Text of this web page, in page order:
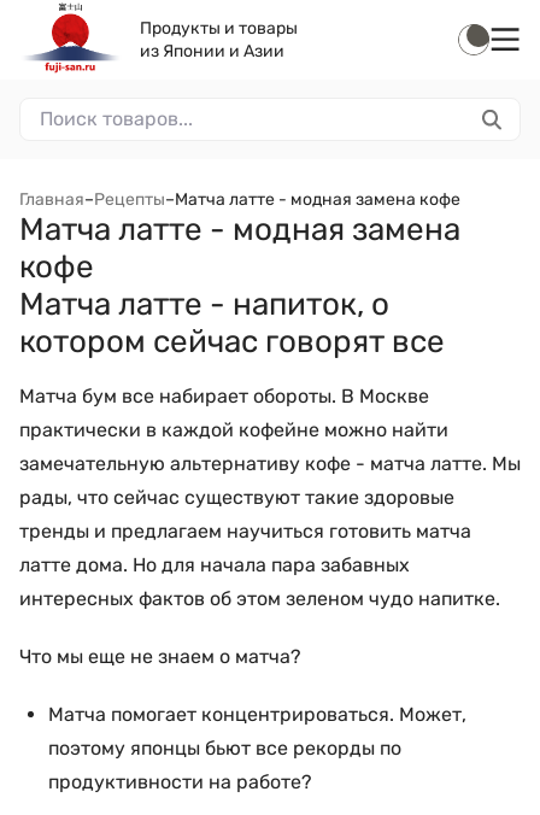
Продукты и товары
из Японии и Азии
Главная–Рецепты–Матча латте - модная замена кофе
Матча латте - модная замена
кофе
Матча латте - напиток, о
котором сейчас говорят все
Матча бум все набирает обороты. В Москве
практически в каждой кофейне можно найти
замечательную альтернативу кофе - матча латте. Мы
рады, что сейчас существуют такие здоровые
тренды и предлагаем научиться готовить матча
латте дома. Но для начала пара забавных
интересных фактов об этом зеленом чудо напитке.
Что мы еще не знаем о матча?
Матча помогает концентрироваться. Может,
поэтому японцы бьют все рекорды по
продуктивности на работе?